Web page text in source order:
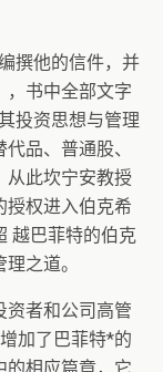
撰他的信件，并
，书中全部文字
投资思想与管理
品、普通股、
从此坎宁安教授
授权进入伯克希
越巴菲特的伯克
之道。
资者和公司高管
加了巴菲特*的